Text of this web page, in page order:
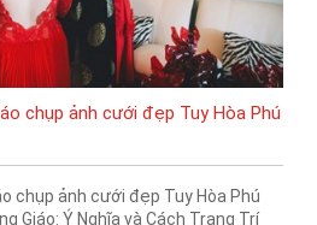
chụp ảnh cưới đẹp Tuy Hòa Phú
chụp ảnh cưới đẹp Tuy Hòa Phú
Giáo: Ý Nghĩa và Cách Trang Trí